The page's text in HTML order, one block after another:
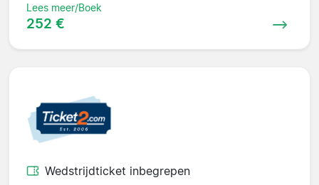
Lees meer/Boek
252 €
Wedstrijdticket inbegrepen